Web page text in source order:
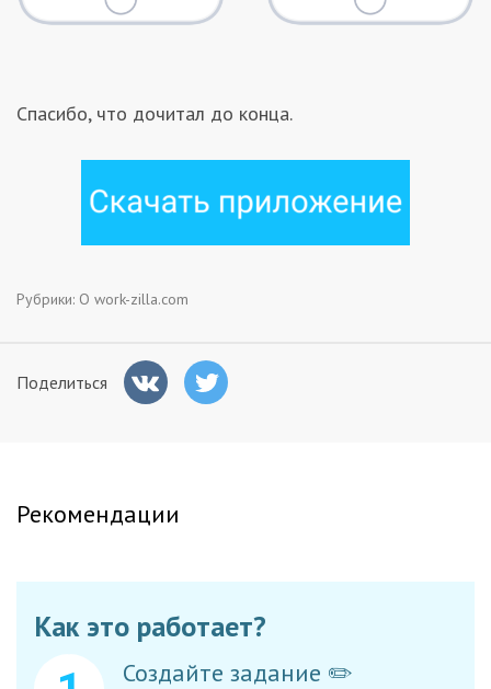
Спасибо, что дочитал до конца.
Рубрики: О work-zilla.com
Поделиться
Рекомендации
Как это работает?
Создайте задание ✏️